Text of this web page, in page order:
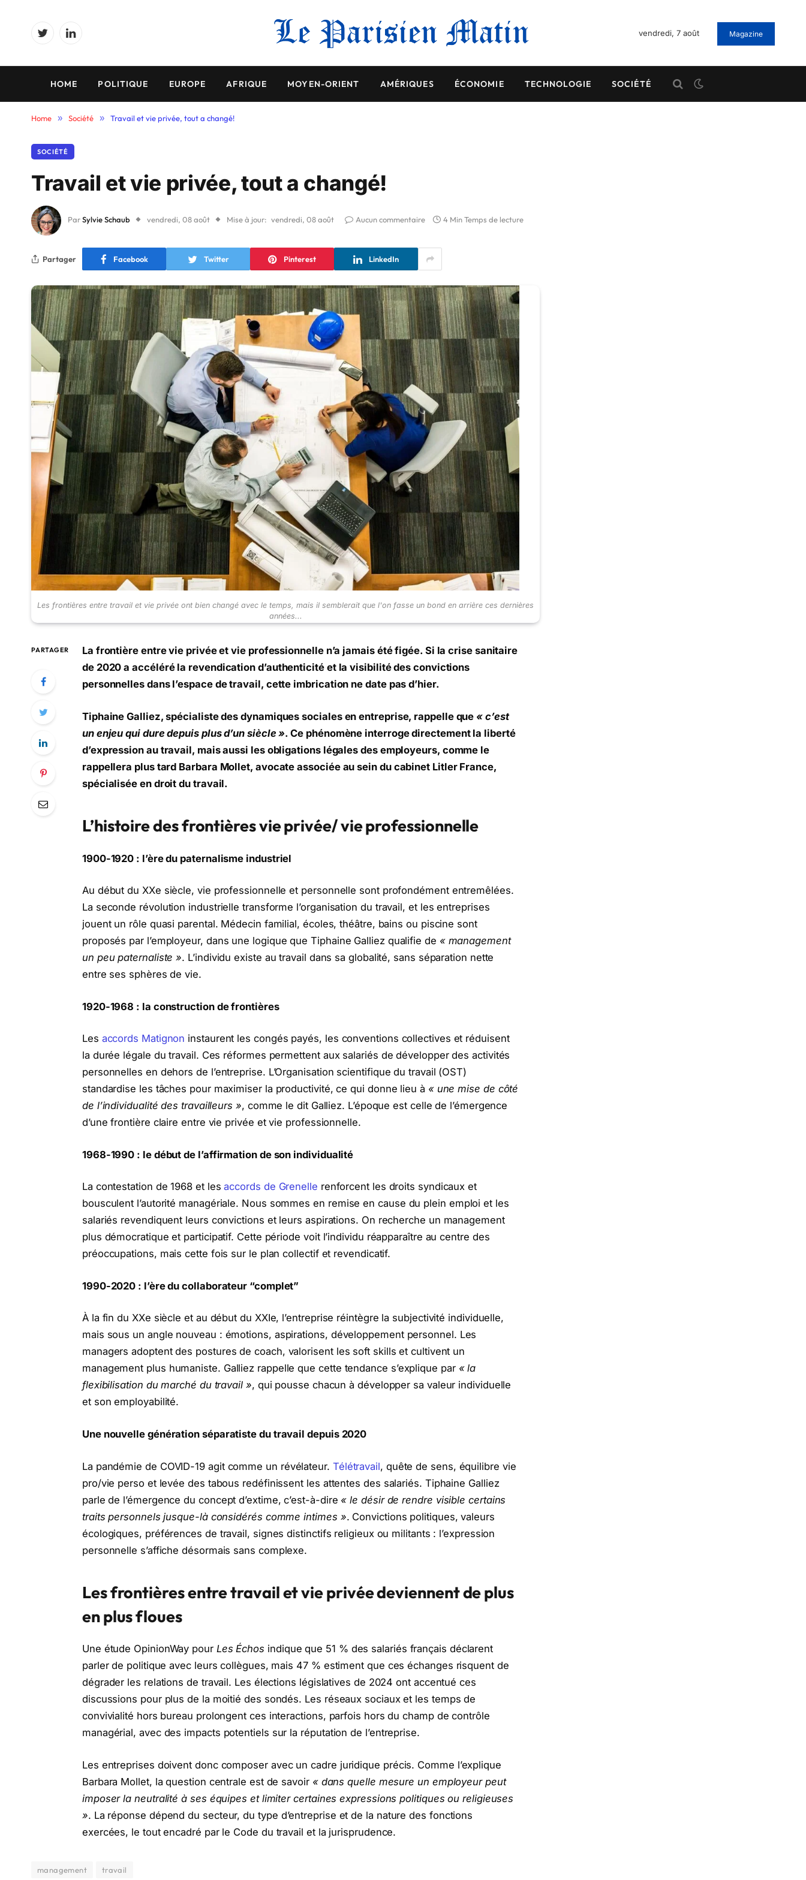
TwitterLinkedIn
vendredi, 7 août Magazine
HOME POLITIQUE EUROPE AFRIQUE MOYEN-ORIENT AMÉRIQUES ÉCONOMIE TECHNOLOGIE SOCIÉTÉ
Home » Société » Travail et vie privée, tout a changé!
SOCIÉTÉ
Travail et vie privée, tout a changé!
ParSylvie Schaub vendredi, 08 août Mise à jour: vendredi, 08 août Aucun commentaire 4 Min Temps de lecture
Partager Facebook Twitter Pinterest LinkedIn
Les frontières entre travail et vie privée ont bien changé avec le temps, mais il semblerait que l'on fasse un bond en arrière ces dernières
années...
PARTAGER
La frontière entre vie privée et vie professionnelle n’a jamais été figée. Si la crise sanitaire
de 2020 a accéléré la revendication d’authenticité et la visibilité des convictions
personnelles dans l’espace de travail, cette imbrication ne date pas d’hier.
Tiphaine Galliez, spécialiste des dynamiques sociales en entreprise, rappelle que « c’est
un enjeu qui dure depuis plus d’un siècle ». Ce phénomène interroge directement la liberté
d’expression au travail, mais aussi les obligations légales des employeurs, comme le
rappellera plus tard Barbara Mollet, avocate associée au sein du cabinet Litler France,
spécialisée en droit du travail.
L’histoire des frontières vie privée/ vie professionnelle
1900-1920 : l’ère du paternalisme industriel
Au début du XXe siècle, vie professionnelle et personnelle sont profondément entremêlées.
La seconde révolution industrielle transforme l’organisation du travail, et les entreprises
jouent un rôle quasi parental. Médecin familial, écoles, théâtre, bains ou piscine sont
proposés par l’employeur, dans une logique que Tiphaine Galliez qualifie de « management
un peu paternaliste ». L’individu existe au travail dans sa globalité, sans séparation nette
entre ses sphères de vie.
1920-1968 : la construction de frontières
Les accords Matignon instaurent les congés payés, les conventions collectives et réduisent
la durée légale du travail. Ces réformes permettent aux salariés de développer des activités
personnelles en dehors de l’entreprise. L’Organisation scientifique du travail (OST)
standardise les tâches pour maximiser la productivité, ce qui donne lieu à « une mise de côté
de l’individualité des travailleurs », comme le dit Galliez. L’époque est celle de l’émergence
d’une frontière claire entre vie privée et vie professionnelle.
1968-1990 : le début de l’affirmation de son individualité
La contestation de 1968 et lesaccords de Grenelle renforcent les droits syndicaux et
bousculent l’autorité managériale. Nous sommes en remise en cause du plein emploi et les
salariés revendiquent leurs convictions et leurs aspirations. On recherche un management
plus démocratique et participatif. Cette période voit l’individu réapparaître au centre des
préoccupations, mais cette fois sur le plan collectif et revendicatif.
1990-2020 : l’ère du collaborateur “complet”
À la fin du XXe siècle et au début du XXIe, l’entreprise réintègre la subjectivité individuelle,
mais sous un angle nouveau : émotions, aspirations, développement personnel. Les
managers adoptent des postures de coach, valorisent les soft skills et cultivent un
management plus humaniste. Galliez rappelle que cette tendance s’explique par « la
flexibilisation du marché du travail », qui pousse chacun à développer sa valeur individuelle
et son employabilité.
Une nouvelle génération séparatiste du travail depuis 2020
La pandémie de COVID-19 agit comme un révélateur. Télétravail, quête de sens, équilibre vie
pro/vie perso et levée des tabous redéfinissent les attentes des salariés. Tiphaine Galliez
parle de l’émergence du concept d’extime, c’est-à-dire « le désir de rendre visible certains
traits personnels jusque-là considérés comme intimes ». Convictions politiques, valeurs
écologiques, préférences de travail, signes distinctifs religieux ou militants : l’expression
personnelle s’affiche désormais sans complexe.
Les frontières entre travail et vie privée deviennent de plus
en plus floues
Une étude OpinionWay pour Les Échos indique que 51 % des salariés français déclarent
parler de politique avec leurs collègues, mais 47 % estiment que ces échanges risquent de
dégrader les relations de travail. Les élections législatives de 2024 ont accentué ces
discussions pour plus de la moitié des sondés. Les réseaux sociaux et les temps de
convivialité hors bureau prolongent ces interactions, parfois hors du champ de contrôle
managérial, avec des impacts potentiels sur la réputation de l’entreprise.
Les entreprises doivent donc composer avec un cadre juridique précis. Comme l’explique
Barbara Mollet, la question centrale est de savoir « dans quelle mesure un employeur peut
imposer la neutralité à ses équipes et limiter certaines expressions politiques ou religieuses
». La réponse dépend du secteur, du type d’entreprise et de la nature des fonctions
exercées, le tout encadré par le Code du travail et la jurisprudence.
management travail